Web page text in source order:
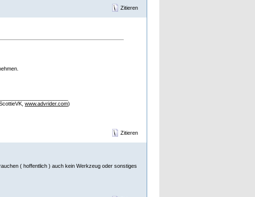
Zitieren
www.advrider.com)
Zitieren
( hoffentlich ) auch kein Werkzeug oder sonstiges